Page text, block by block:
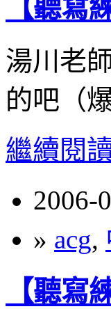
【聽寫
湯川老
的吧（爆
繼續閱
2006-
» acg,
【聽寫